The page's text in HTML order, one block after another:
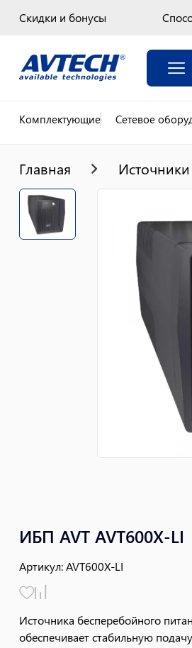
Скидки и бонусы
Комплектующие Сетевое
Главная
ИБП AVT AVT600X-LI
Артикул:AVT600X-LI
Источника бесперебойного
обеспечивает стабильную